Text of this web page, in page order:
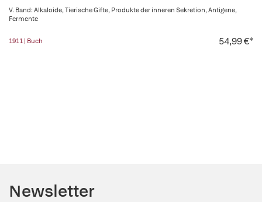
V. Band: Alkaloide, Tierische Gifte, Produkte der inneren Sekretion, Antigene,
Fermente
1911 | Buch 54,99 €*
Newsletter